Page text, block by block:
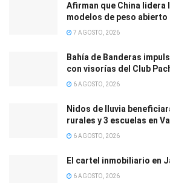
Afirman que China lidera
modelos de peso abierto
7 AGOSTO, 2026
Bahía de Banderas
con visorías del Club
6 AGOSTO, 2026
Nidos de lluvia
rurales y 3 escuelas en
6 AGOSTO, 2026
El cartel inmobiliario en
6 AGOSTO, 2026